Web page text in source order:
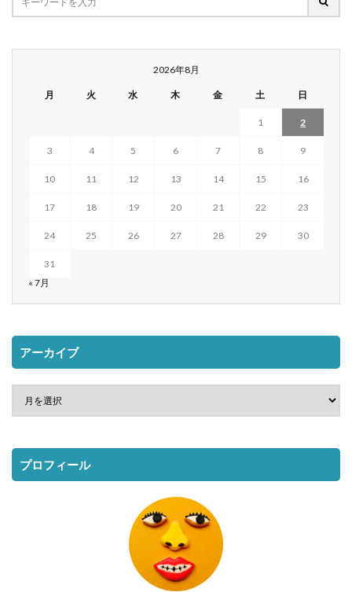
2026年8月
月 火 水 木 金 土 日
1 2
3 4 5 6 7 8 9
10 11 12 13 14 15 16
17 18 19 20 21 22 23
24 25 26 27 28 29 30
31
« 7月
アーカイブ
プロフィール